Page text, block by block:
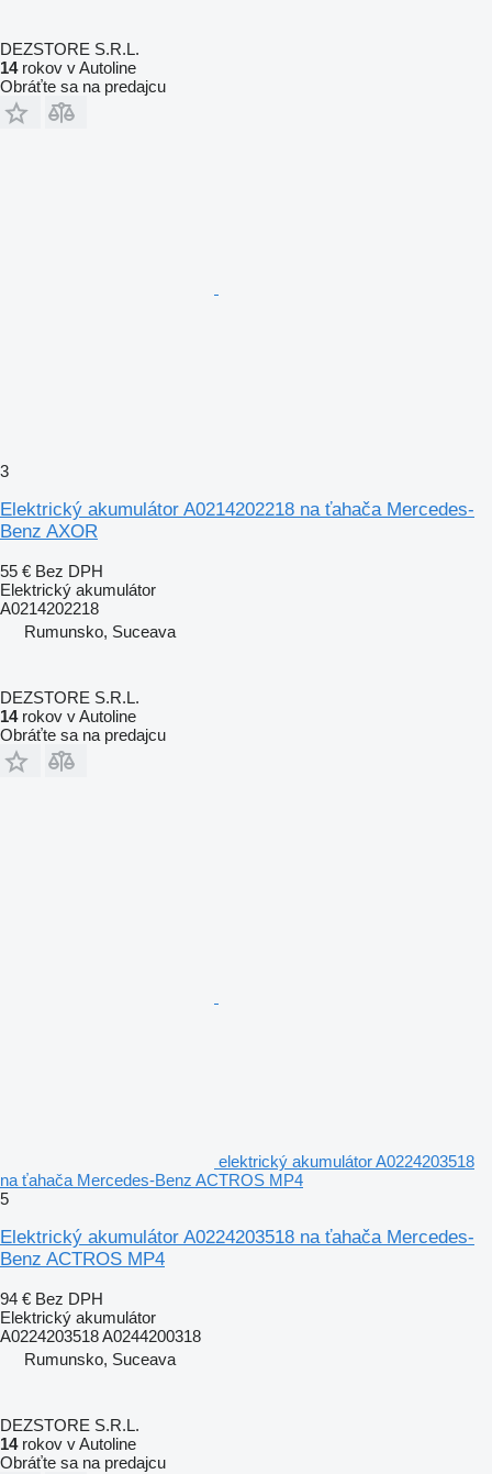
DEZSTORE S.R.L.
14rokov v Autoline
Obráťte sa na predajcu
3
Elektrický akumulátor A0214202218 na ťahača Mercedes-
Benz AXOR
55 € Bez DPH
Elektrický akumulátor
A0214202218
Rumunsko, Suceava
DEZSTORE S.R.L.
14rokov v Autoline
Obráťte sa na predajcu
elektrický akumulátor A0224203518
na ťahača Mercedes-Benz ACTROS MP4
5
Elektrický akumulátor A0224203518 na ťahača Mercedes-
Benz ACTROS MP4
94 € Bez DPH
Elektrický akumulátor
A0224203518 A0244200318
Rumunsko, Suceava
DEZSTORE S.R.L.
14rokov v Autoline
Obráťte sa na predajcu